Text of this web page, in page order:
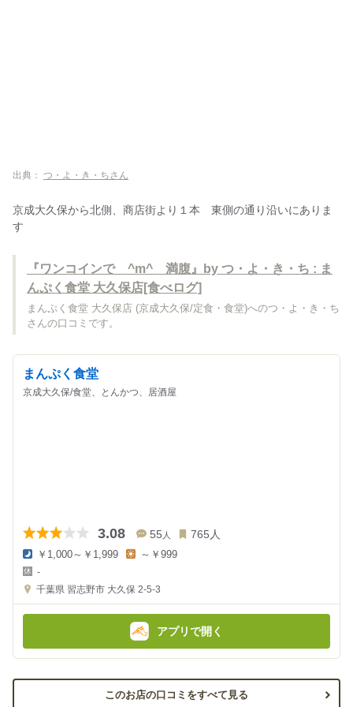
出典： つ・よ・き・ちさん
京成大久保から北側、商店街より１本 東側の通り沿いにありま
す
『ワンコインで ^m^ 満腹』by つ・よ・き・ち : ま
んぷく食堂 大久保店[食べログ]
まんぷく食堂 大久保店 (京成大久保/定食・食堂)へのつ・よ・き・ち
さんの口コミです。
まんぷく食堂
京成大久保/食堂、とんかつ、居酒屋
3.08 55 人 765 人
夜
の
金
￥1,000～￥1,999
金
額
～￥999
-
千葉県 習志野市 大久保 2-5-3
アプリで開く
このお店の口コミをすべて見る